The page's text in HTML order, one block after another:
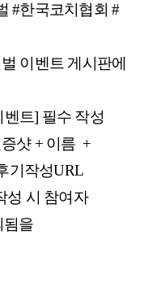
#한국코치협회 #
트 게시판에
필수 작성
+ 이름 +
기작성URL
참여자
됨을